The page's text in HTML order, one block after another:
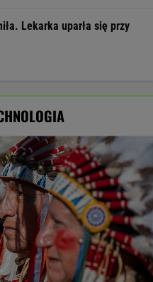
Lekarka uparła się przy